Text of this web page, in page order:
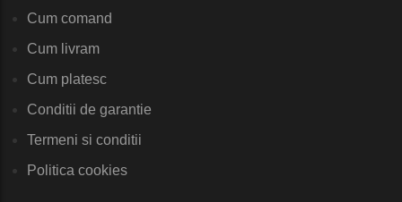
Cum comand
Cum livram
Cum platesc
Conditii de garantie
Termeni si conditii
Politica cookies